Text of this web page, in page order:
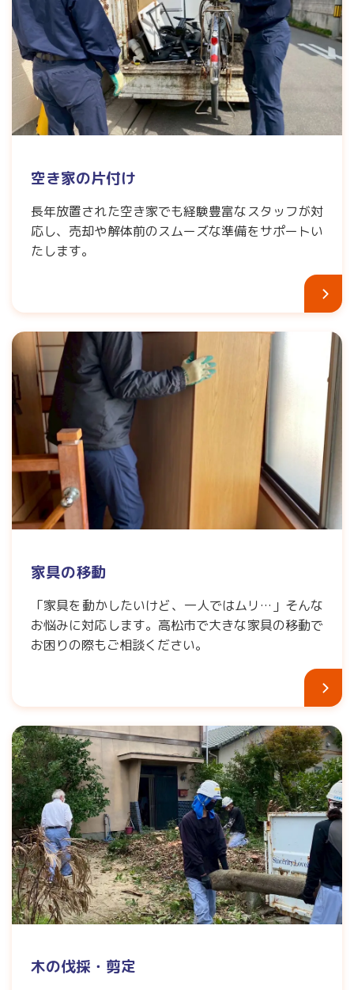
空き家の片付け
長年放置された空き家でも経験豊富なスタッフが対
応し、売却や解体前のスムーズな準備をサポートい
たします。
家具の移動
「家具を動かしたいけど、一人ではムリ…」そんな
お悩みに対応します。高松市で大きな家具の移動で
お困りの際もご相談ください。
木の伐採・剪定